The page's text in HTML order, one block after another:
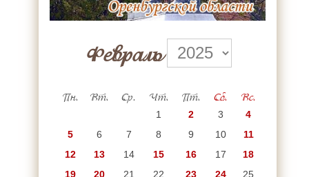
Февраль
Пн. Вт. Ср. Чт. Пт. Сб. Вс.
1 2 3
4
5
6 7 8 9 10
11
12
13 14 15 16 17
18
19
20 21 22 23 24
25